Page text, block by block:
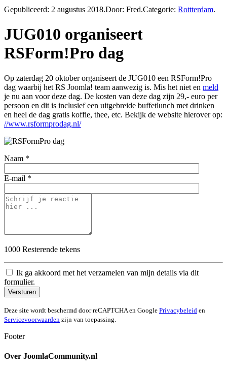
Gepubliceerd: 2 augustus 2018.Door: Fred.Categorie: Rottterdam.
JUG010 organiseert
RSForm!Pro dag
Op zaterdag 20 oktober organiseert de JUG010 een RSForm!Pro
dag waarbij het RS Joomla! team aanwezig is. Mis het niet en meld
je nu aan voor deze dag. De kosten van deze dag zijn 29,- euro per
persoon en dit is inclusief een uitgebreide buffetlunch met drinken
en heel de dag gratis koffie, thee, etc. Bekijk de website hierover op:
//www.rsformprodag.nl/
Naam *
E-mail *
1000 Resterende tekens
Ik ga akkoord met het verzamelen van mijn details via dit
formulier.
Versturen
Deze site wordt beschermd door reCAPTCHA en Google Privacybeleid en
Servicevoorwaarden zijn van toepassing.
Footer
Over JoomlaCommunity.nl